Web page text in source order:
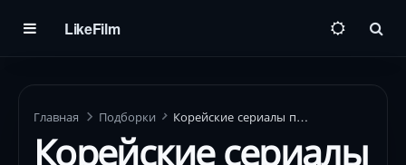
LikeFilm
Главная Подборки Корейские сериалы про Саудовскую Аравию
Корейские сериалы